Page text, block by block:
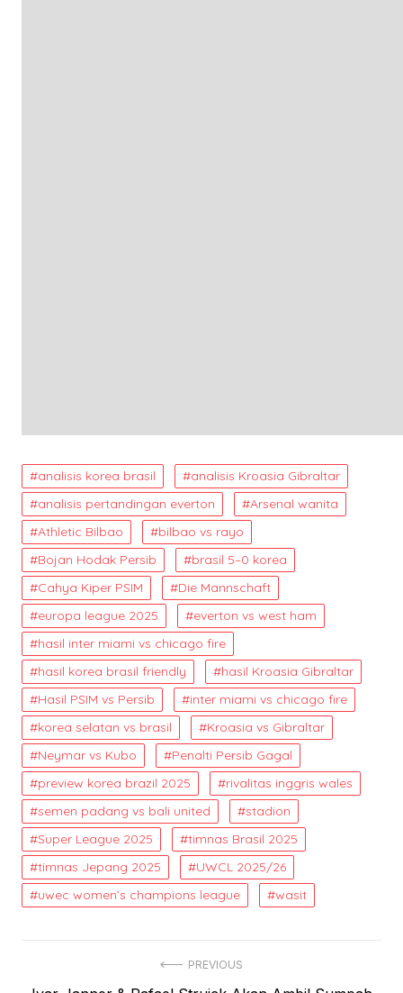
analisis korea brasil
analisis Kroasia Gibraltar
analisis pertandingan everton
Arsenal wanita
Athletic Bilbao
bilbao vs rayo
Bojan Hodak Persib
brasil 5–0 korea
Cahya Kiper PSIM
Die Mannschaft
europa league 2025
everton vs west ham
hasil inter miami vs chicago fire
hasil korea brasil friendly
hasil Kroasia Gibraltar
Hasil PSIM vs Persib
inter miami vs chicago fire
korea selatan vs brasil
Kroasia vs Gibraltar
Neymar vs Kubo
Penalti Persib Gagal
preview korea brazil 2025
rivalitas inggris wales
semen padang vs bali united
stadion
Super League 2025
timnas Brasil 2025
timnas Jepang 2025
UWCL 2025/26
uwec women’s champions league
wasit
PREVIOUS